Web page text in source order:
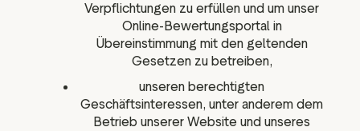
Verpflichtungen zu erfüllen und um unser
Online-Bewertungsportal in
Übereinstimmung mit den geltenden
Gesetzen zu betreiben,
unseren berechtigten
Geschäftsinteressen, unter anderem dem
Betrieb unserer Website und unseres